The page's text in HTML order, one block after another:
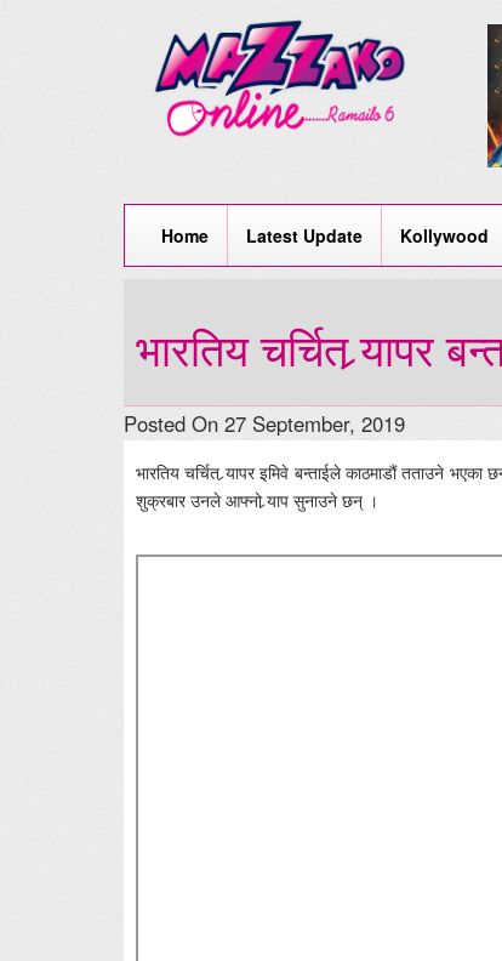
Home Latest Update Kollywood
भारतिय चर्चित र्‍यापर
Posted On 27 September, 2019
भारतिय चर्चित र्‍यापर इमिवे बन्ताईले काठमाडौं तताउने
शुक्रबार उनले आफ्नो र्‍याप सुनाउने छन् ।